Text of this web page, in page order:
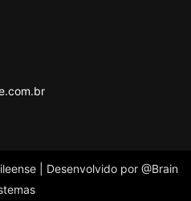
| Desenvolvido por @Brain